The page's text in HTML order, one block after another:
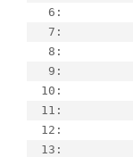
   6:
   7:
   8:
   9:
  10:
  11:
  12:
  13: